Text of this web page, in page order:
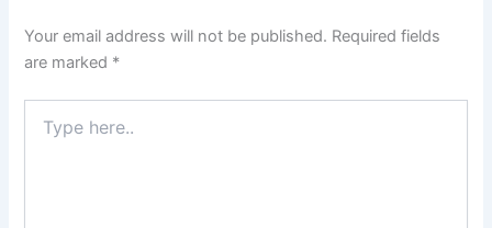
Your email address will not be published. Required fields
are marked *
here..